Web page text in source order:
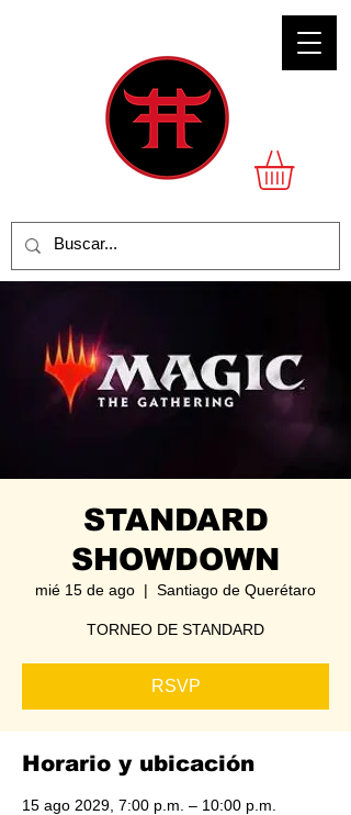
STANDARD
SHOWDOWN
mié 15 de ago
  |
Santiago de Querétaro
TORNEO DE STANDARD
RSVP
Horario y ubicación
15 ago 2029, 7:00 p.m. – 10:00 p.m.